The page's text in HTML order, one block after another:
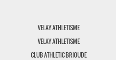
VELAY ATHLETISME
VELAY ATHLETISME
CLUB ATHLETIC BRIOUDE